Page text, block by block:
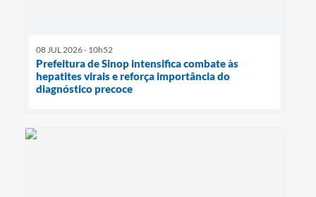
08 JUL 2026 - 10h52
Prefeitura de Sinop intensifica combate às
hepatites virais e reforça importância do
diagnóstico precoce